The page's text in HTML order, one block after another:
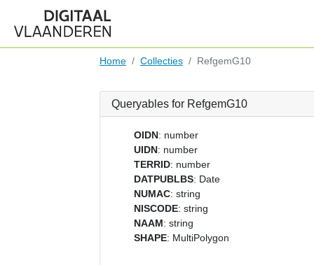
Home Collecties RefgemG10
Queryables for RefgemG10
OIDN: number
UIDN: number
TERRID: number
DATPUBLBS: Date
NUMAC: string
NISCODE: string
NAAM: string
SHAPE: MultiPolygon